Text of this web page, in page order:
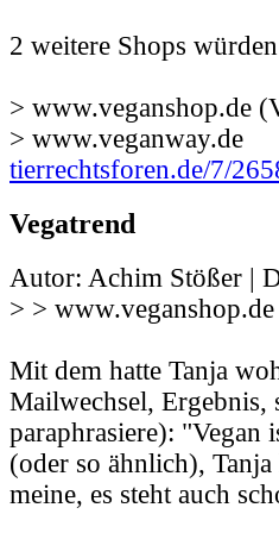
2 weitere Shops
> www.veganshop.de
> www.veganway.de
tierrechtsforen.de/7/
Vegatrend
Autor: Achim Stößer |
> >
Mit dem hatte Tanja
Mailwechsel,
paraphrasiere): "Vegan
(oder so ähnlich),
meine, es steht auch